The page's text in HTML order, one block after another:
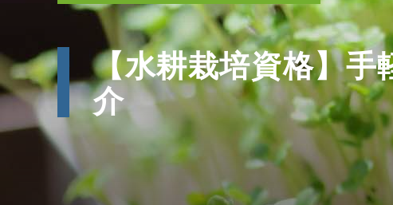
【水耕栽培資格】
介